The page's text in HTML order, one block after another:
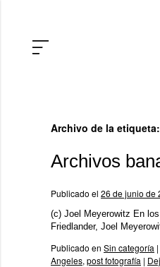
Archivo de la etiqueta:
Archivos
Publicado el 26 de junio de
(c) Joel Meyerowitz En
Friedlander, Joel
Publicado en Sin categoría |
Angeles, post fotografía |